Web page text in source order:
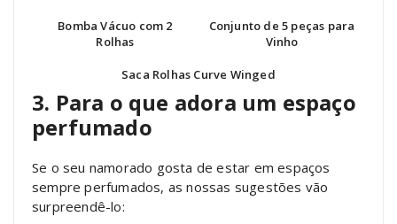
Bomba Vácuo com 2
Rolhas
Conjunto de 5 peças para
Vinho
Saca Rolhas Curve Winged
3. Para o que adora um espaço
perfumado
Se o seu namorado gosta de estar em espaços
sempre perfumados, as nossas sugestões vão
surpreendê-lo: